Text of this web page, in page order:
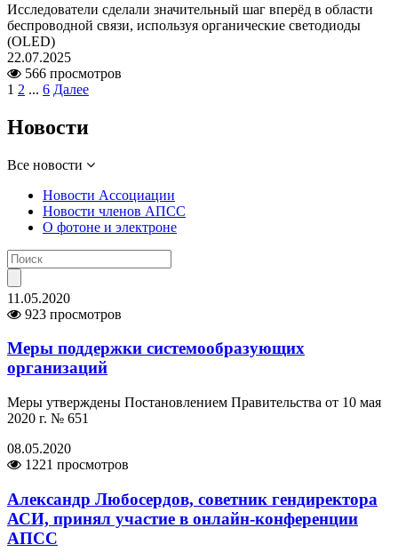
Исследователи сделали значительный шаг вперёд в области
беспроводной связи, используя органические светодиоды
(OLED)
22.07.2025
566 просмотров
1 2 ... 6 Далее
Новости
Все новости
Новости Ассоциации
Новости членов АПСС
О фотоне и электроне
11.05.2020
923 просмотров
Меры поддержки системообразующих
организаций
Меры утверждены Постановлением Правительства от 10 мая
2020 г. № 651
08.05.2020
1221 просмотров
Александр Любосердов, советник гендиректора
АСИ, принял участие в онлайн-конференции
АПСС